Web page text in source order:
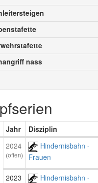
nass
Jahr
Disziplin
2024
(offen)
Hindernisbahn -
Frauen
2023
Hindernisbahn -